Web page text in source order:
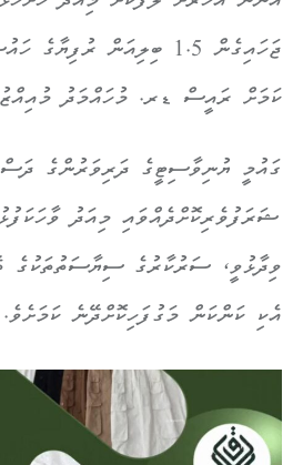
ޖަހައިގެން 1.5 ބިލިއަން
ކަމަށް ރައީސް ޑރ. މުހައްމަދު
ގައުމީ ޔުނިވާސިޓީގެ ދަރިވަރުންގެ
ޝަރަފުވެރިކޮށްދެއްވައި މިއަދު
ވިދާޅުވީ، ސަރުކާރުގެ ސިޔާސަތުތަކުގެ
އެކި ކަންކަން މަގުފަހިކޮށްދޭނެ ކަމަށެވެ.